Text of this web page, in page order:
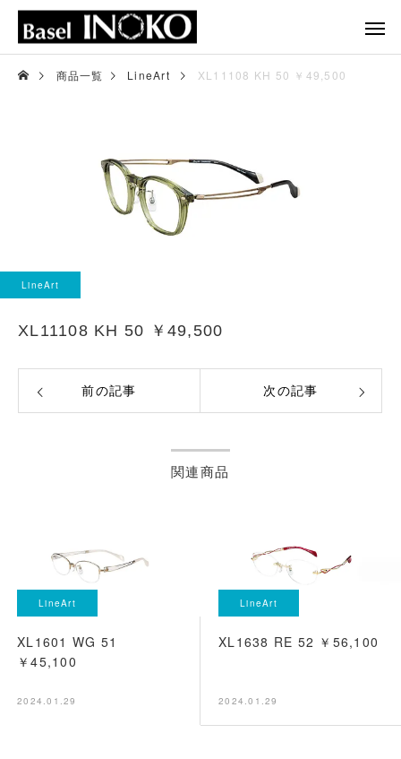
商品一覧 LineArt XL11108 KH 50 ￥49,500
LineArt
XL11108 KH 50 ￥49,500
前の記事 次の記事
関連商品
LineArt
XL1601 WG 51
￥45,100
2024.01.29
LineArt
XL1638 RE 52 ￥56,100
2024.01.29